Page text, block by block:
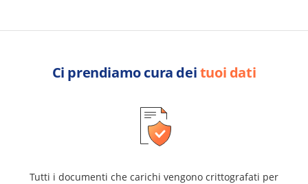
Ci prendiamo cura deituoi dati
Tutti i documenti che carichi vengono crittografati per